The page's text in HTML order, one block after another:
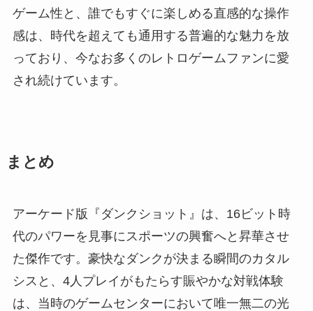
ゲーム性と、誰でもすぐに楽しめる直感的な操作
感は、時代を超えても通用する普遍的な魅力を放
っており、今なお多くのレトロゲームファンに愛
され続けています。
まとめ
アーケード版『ダンクショット』は、16ビット時
代のパワーを見事にスポーツの興奮へと昇華させ
た傑作です。豪快なダンクが決まる瞬間のカタル
シスと、4人プレイがもたらす賑やかな対戦体験
は、当時のゲームセンターにおいて唯一無二の光